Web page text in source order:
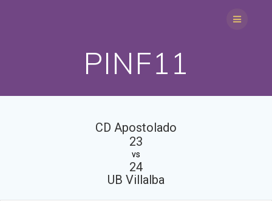
PINF11
CD Apostolado
23
vs
24
UB Villalba